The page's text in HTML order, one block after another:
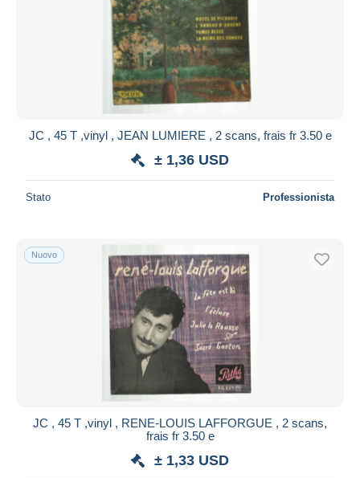
JC , 45 T ,vinyl , JEAN LUMIERE , 2 scans, frais fr 3.50 e
± 1,36 USD
Stato Professionista
Nuovo
JC , 45 T ,vinyl , RENE-LOUIS LAFFORGUE , 2 scans,
frais fr 3.50 e
± 1,33 USD